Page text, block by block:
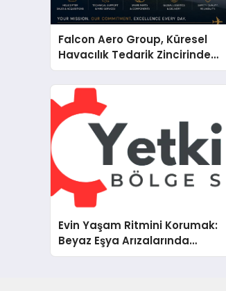
Falcon Aero Group, Küresel
Havacılık Tedarik Zincirinde
Türkiye’den Dünyaya Açılıyor
Evin Yaşam Ritmini Korumak:
Beyaz Eşya Arızalarında
Dürüst ve İnsan Odaklı Destek